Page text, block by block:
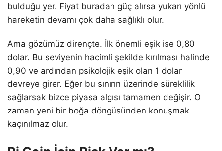
bulduğu yer. Fiyat buradan güç alırsa yukarı yönlü
hareketin devamı çok daha sağlıklı olur.
Ama gözümüz dirençte. İlk önemli eşik ise 0,80
dolar. Bu seviyenin hacimli şekilde kırılması halinde
0,90 ve ardından psikolojik eşik olan 1 dolar
devreye girer. Eğer bu sınırın üzerinde süreklilik
sağlarsak bizce piyasa algısı tamamen değişir. O
zaman yeni bir boğa döngüsünden konuşmak
kaçınılmaz olur.